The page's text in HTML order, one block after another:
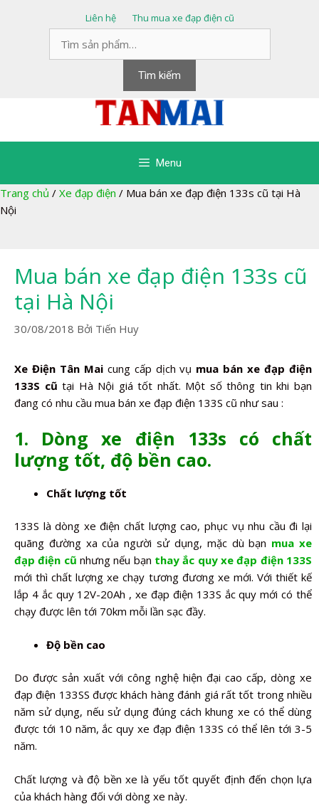
Liên hệ
Thu mua xe đạp điện cũ
kiếm:
Tìm kiếm
Menu
Trang chủ / Xe đạp điện / Mua bán xe đạp điện 133s cũ tại Hà
Nội
Mua bán xe đạp điện 133s cũ
tại Hà Nội
30/08/2018 Bởi Tiến Huy
Xe Điện Tân Maicung cấp dịch vụ mua bán xe đạp điện
133S cũ tại Hà Nội giá tốt nhất. Một số thông tin khi bạn
đang có nhu cầu mua bán xe đạp điện 133S cũ như sau :
1. Dòng xe điện 133s có chất
lượng tốt, độ bền cao.
Chất lượng tốt
133S là dòng xe điện chất lượng cao, phục vụ nhu cầu đi lại
quãng đường xa của người sử dụng, mặc dù bạn mua xe
đạp điện cũ nhưng nếu bạn thay ắc quy xe đạp điện 133S
mới thì chất lượng xe chạy tương đương xe mới. Với thiết kế
lắp 4 ắc quy 12V-20Ah , xe đạp điện 133S ắc quy mới có thể
chạy được lên tới 70km mỗi lần sạc đầy.
Độ bền cao
Do được sản xuất với công nghệ hiện đại cao cấp, dòng xe
đạp điện 133SS được khách hàng đánh giá rất tốt trong nhiều
năm sử dụng, nếu sử dụng đúng cách khung xe có thể dùng
được tới 10 năm, ắc quy xe đạp điện 133S có thể lên tới 3-5
năm.
Chất lượng và độ bền xe là yếu tốt quyết định đến chọn lựa
của khách hàng đối với dòng xe này.